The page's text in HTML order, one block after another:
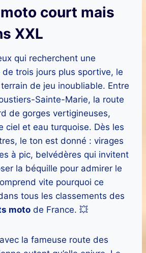
court mais
XXL
qui recherchent une
de trois jours plus sportive, le
de jeu inoubliable. Entre
Sainte-Marie, la route
de gorges vertigineuses,
ciel et eau turquoise. Dès les
le ton est donné : virages
à pic, belvédères qui invitent
la béquille pour admirer le
vite pourquoi ce
tous les classements des
moto de France. 💥
la fameuse route des